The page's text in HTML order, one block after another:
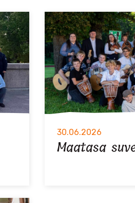
30.06.2026
Maatasa